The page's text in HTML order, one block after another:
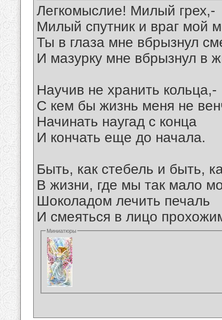
Легкомыслие! Милый грех,-
Милый спутник и враг мой
Ты в глаза мне вбрызнул
И мазурку мне вбрызнул в
Научив не хранить кольца,-
С кем бы жизнь меня не
Начинать наугад с конца
И кончать еще до начала.
Быть, как стебель и быть,
В жизни, где мы так мало
Шоколадом лечить печаль
И смеяться в лицо
Миниатюры